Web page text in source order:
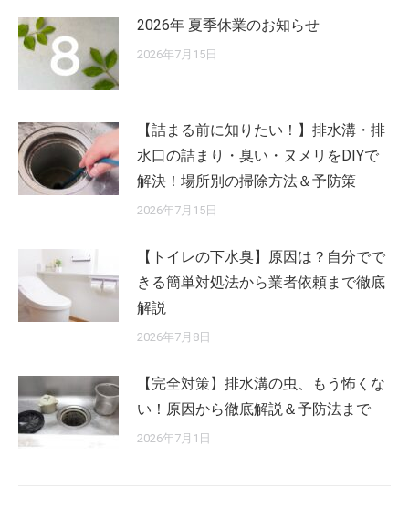
2026年 夏季休業のお知らせ
2026年7月15日
【詰まる前に知りたい！】排水溝・排
水口の詰まり・臭い・ヌメリをDIYで
解決！場所別の掃除方法＆予防策
2026年7月15日
【トイレの下水臭】原因は？自分でで
きる簡単対処法から業者依頼まで徹底
解説
2026年7月8日
【完全対策】排水溝の虫、もう怖くな
い！原因から徹底解説＆予防法まで
2026年7月1日